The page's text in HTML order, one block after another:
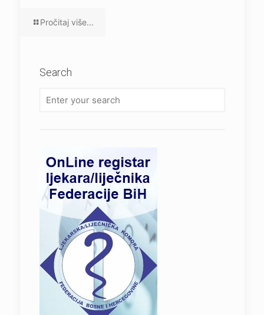
Pročitaj više...
Search